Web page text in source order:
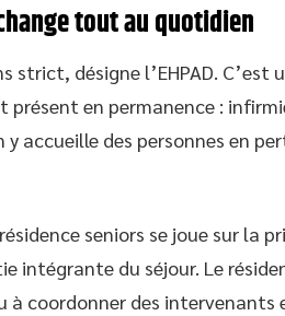
tout au quotidien
strict, désigne l’EHPAD. C’est
en permanence :
accueille des personnes en
seniors se joue sur la
intégrante du séjour. Le
à coordonner des intervenants